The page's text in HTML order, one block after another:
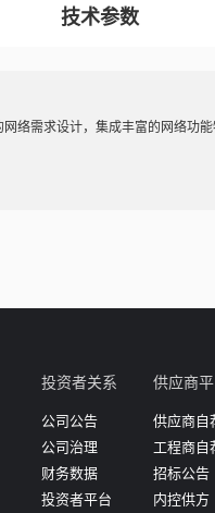
技术参数
络需求设计，集成丰富的网络
投资者关系
公司公告
公司治理
财务数据
投资者平台
供应商
供应商自
工程商自
招标公告
内控供方